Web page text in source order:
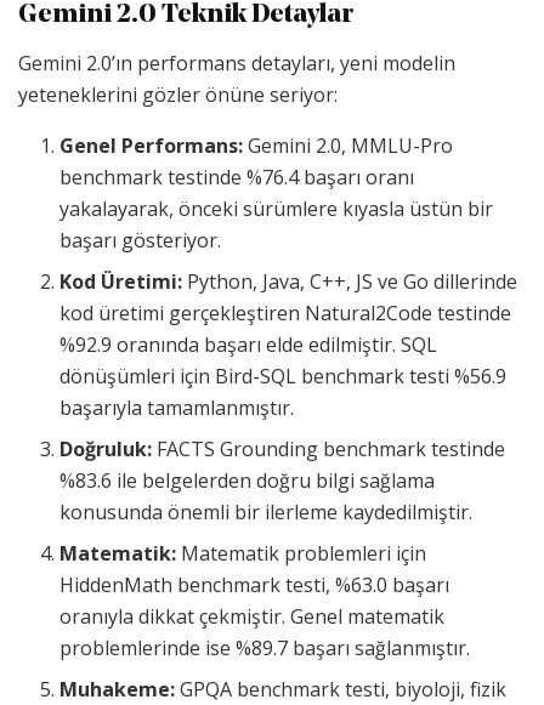
Gemini 2.0 Teknik Detaylar
Gemini 2.0’ın performans detayları, yeni modelin
yeteneklerini gözler önüne seriyor:
Genel Performans:Gemini 2.0, MMLU-Pro
benchmark testinde %76.4 başarı oranı
yakalayarak, önceki sürümlere kıyasla üstün bir
başarı gösteriyor.
Kod Üretimi: Python, Java, C++, JS ve Go dillerinde
kod üretimi gerçekleştiren Natural2Code testinde
%92.9 oranında başarı elde edilmiştir. SQL
dönüşümleri için Bird-SQL benchmark testi %56.9
başarıyla tamamlanmıştır.
Doğruluk: FACTS Grounding benchmark testinde
%83.6 ile belgelerden doğru bilgi sağlama
konusunda önemli bir ilerleme kaydedilmiştir.
Matematik: Matematik problemleri için
HiddenMath benchmark testi, %63.0 başarı
oranıyla dikkat çekmiştir. Genel matematik
problemlerinde ise %89.7 başarı sağlanmıştır.
Muhakeme:GPQA benchmark testi, biyoloji, fizik